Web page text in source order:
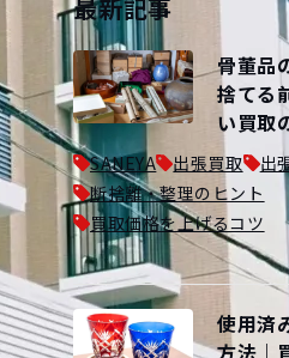
最新記事
骨董品
捨てる
い買取
SANEYA 出張買取
出
断捨離・整理のヒント
買取価格を上げるコツ
使用済
方法｜